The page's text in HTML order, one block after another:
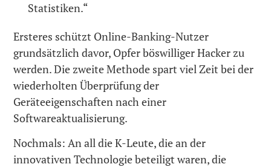
Statistiken.“
Ersteres schützt Online-Banking-Nutzer
grundsätzlich davor, Opfer böswilliger Hacker zu
werden. Die zweite Methode spart viel Zeit bei der
wiederholten Überprüfung der
Geräteeigenschaften nach einer
Softwareaktualisierung.
Nochmals: An all die K-Leute, die an der
innovativen Technologie beteiligt waren, die